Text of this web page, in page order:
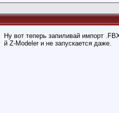
Ну вот теперь запиливай импорт
й Z-Modeler и не запускается даже.